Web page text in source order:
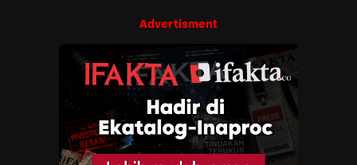
Advertisment